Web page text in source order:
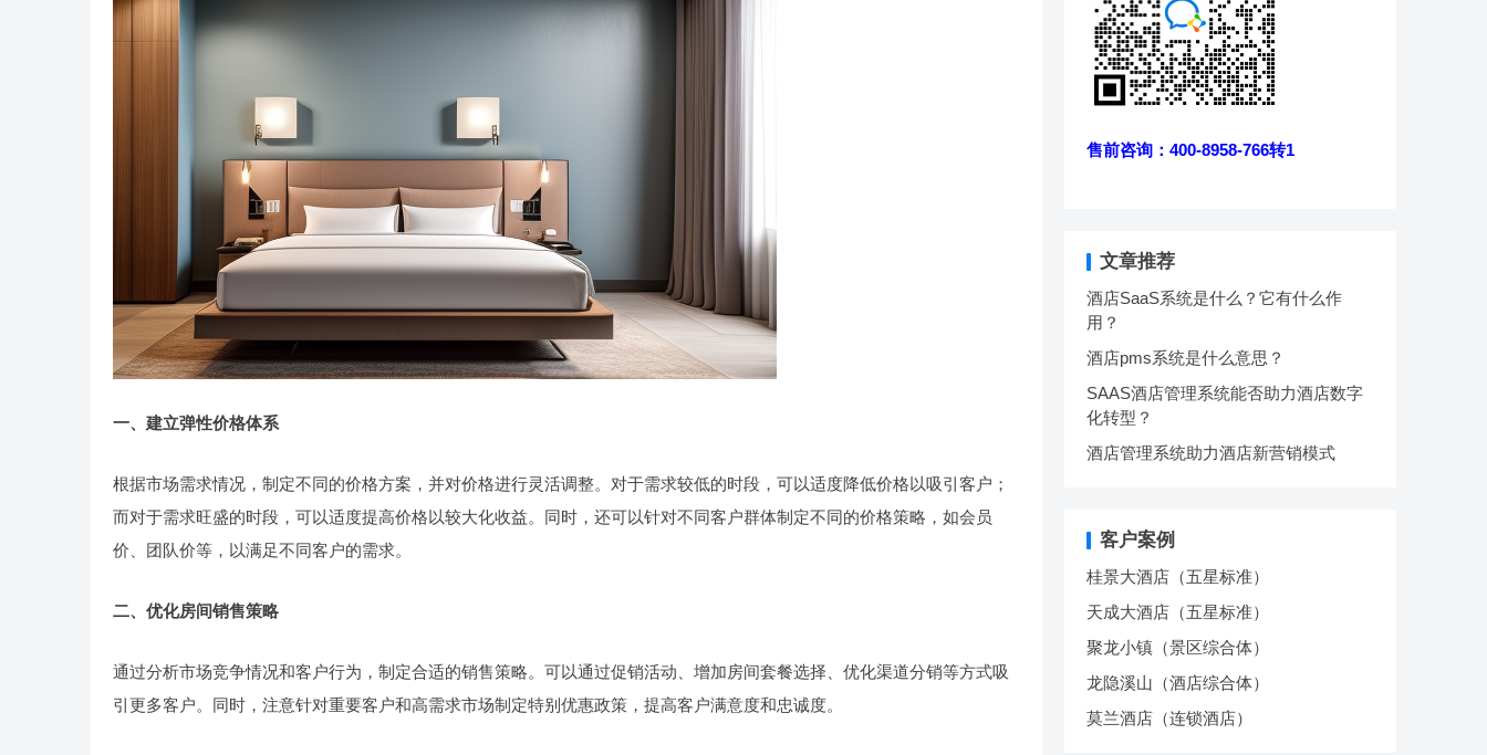
一、建立弹性价格体系
根据市场需求情况，制定不同的价格方案，并对价格进行灵活调整。对于需求较低的时段，可以适度降低价格以吸引客户；
而对于需求旺盛的时段，可以适度提高价格以较大化收益。同时，还可以针对不同客户群体制定不同的价格策略，如会员
价、团队价等，以满足不同客户的需求。
二、优化房间销售策略
通过分析市场竞争情况和客户行为，制定合适的销售策略。可以通过促销活动、增加房间套餐选择、优化渠道分销等方式吸
引更多客户。同时，注意针对重要客户和高需求市场制定特别优惠政策，提高客户满意度和忠诚度。
售前咨询：400-8958-766转1
文章推荐
酒店SaaS系统是什么？它有什么作
用？
酒店pms系统是什么意思？
SAAS酒店管理系统能否助力酒店数字
化转型？
酒店管理系统助力酒店新营销模式
客户案例
桂景大酒店（五星标准）
天成大酒店（五星标准）
聚龙小镇（景区综合体）
龙隐溪山（酒店综合体）
莫兰酒店（连锁酒店）